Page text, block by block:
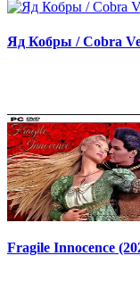
Яд Кобры / Cobra
Fragile Innocence